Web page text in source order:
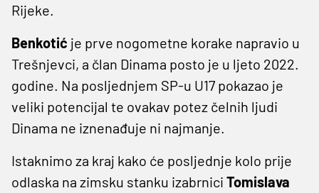
Rijeke.
Benkotić je prve nogometne korake napravio u
Trešnjevci, a član Dinama posto je u ljeto 2022.
godine. Na posljednjem SP-u U17 pokazao je
veliki potencijal te ovakav potez čelnih ljudi
Dinama ne iznenađuje ni najmanje.
Istaknimo za kraj kako će posljednje kolo prije
odlaska na zimsku stanku izabrnici Tomislava